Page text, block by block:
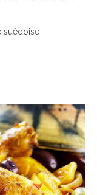
suédoise